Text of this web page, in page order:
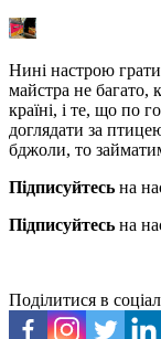
Нині настрою
майстра не багато,
країні, і те, що по
доглядати за
бджоли, то
Підписуйтесь на
Підписуйтесь на
Поділитися в